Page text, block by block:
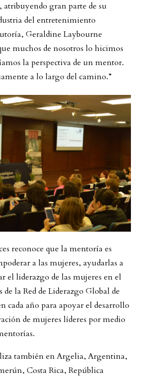
gran parte de su
del entretenimiento
Geraldine Laybourne
muchos de nosotros lo hicimos
la perspectiva de un mentor.
a lo largo del camino.”
reconoce que la mentoría es
a las mujeres, ayudarlas a
el liderazgo de las mujeres en el
la Red de Liderazgo Global de
cada año para apoyar el desarrollo
de mujeres líderes por medio
también en Argelia, Argentina,
Costa Rica, República